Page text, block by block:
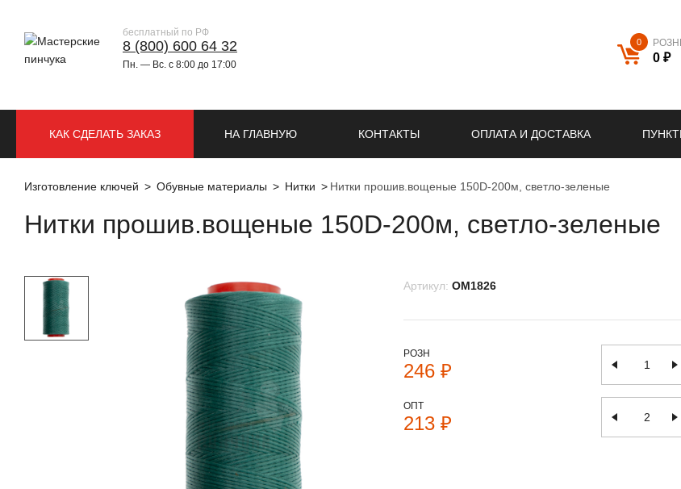
бесплатный по РФ
8 (800) 600 64 32
Пн. — Вс. с 8:00 до 17:00
0
0 ₽
НА ГЛАВНУЮ КОНТАКТЫ ОПЛАТА И ДОСТАВКА
КАК СДЕЛАТЬ ЗАКАЗ
Изготовление ключей Обувные материалы Нитки Нитки прошив.вощеные 150D-200м, светло-зеленые
Нитки прошив.вощеные 150D-200м, светло-зеленые
Артикул: OM1826
РОЗН
246 ₽
ОПТ
213 ₽